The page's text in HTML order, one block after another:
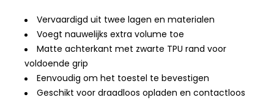
Vervaardigd uit twee lagen en materialen
Voegt nauwelijks extra volume toe
Matte achterkant met zwarte TPU rand voor
voldoende grip
Eenvoudig om het toestel te bevestigen
Geschikt voor draadloos opladen en contactloos